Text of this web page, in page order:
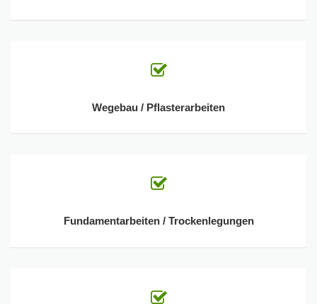
Wegebau / Pflasterarbeiten
Fundamentarbeiten / Trockenlegungen